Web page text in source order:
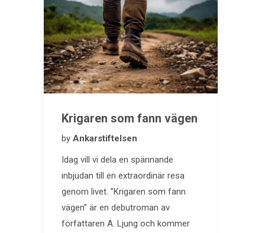
Krigaren som fann vägen
by Ankarstiftelsen
Idag vill vi dela en spännande
inbjudan till en extraordinär resa
genom livet. ”Krigaren som fann
vägen” är en debutroman av
författaren A. Ljung och kommer